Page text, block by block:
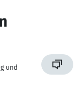
und